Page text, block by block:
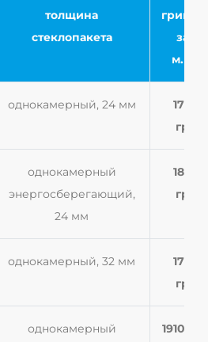
толщина
стеклопакета
за 1
м.кв.
однокамерный, 24 мм
1720
грн
однокамерный
энергосберегающий,
24 мм
1860
грн
однокамерный, 32 мм
1770
грн
однокамерный
1910